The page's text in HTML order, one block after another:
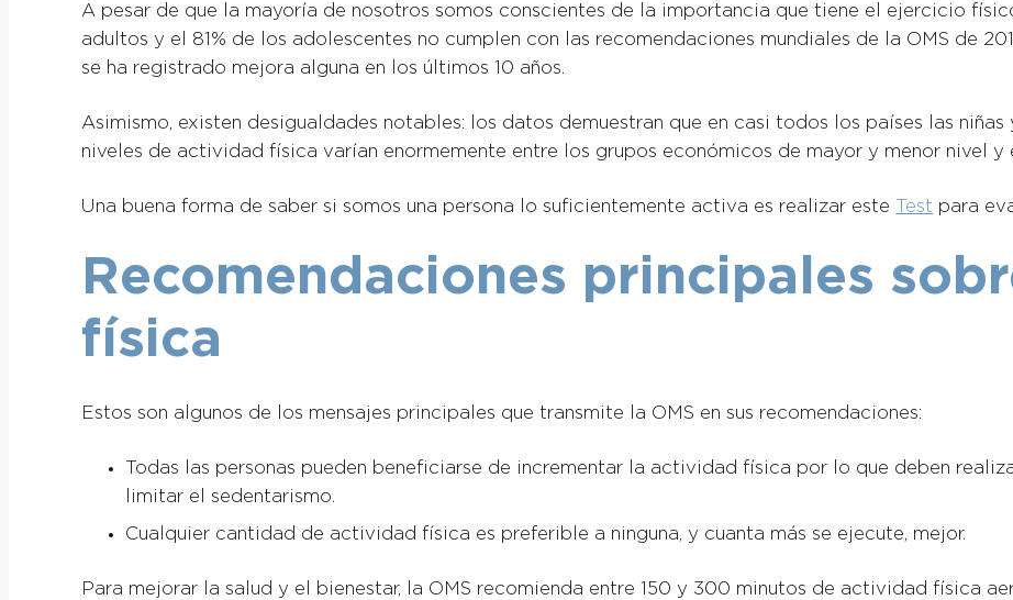
A pesar de que la mayoría de nosotros somos conscientes de la importancia que tiene el ejercicio
adultos y el 81% de los adolescentes no cumplen con las recomendaciones mundiales de la OMS de
se ha registrado mejora alguna en los últimos 10 años.
Asimismo, existen desigualdades notables: los datos demuestran que en casi todos los países las
niveles de actividad física varían enormemente entre los grupos económicos de mayor y menor nivel y
Una buena forma de saber si somos una persona lo suficientemente activa es realizar este Test para
Recomendaciones principales
física
Estos son algunos de los mensajes principales que transmite la OMS en sus recomendaciones:
Todas las personas pueden beneficiarse de incrementar la actividad física por lo que deben
limitar el sedentarismo.
Cualquier cantidad de actividad física es preferible a ninguna, y cuanta más se ejecute, mejor.
Para mejorar la salud y el bienestar, la OMS recomienda entre 150 y 300 minutos de actividad física